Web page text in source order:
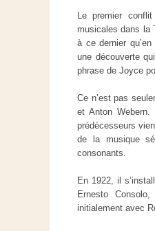
Le premier
musicales dans la
à ce dernier
une découverte
phrase de Joyce
Ce n’est pas
et Anton
prédécesseurs
de la musique
consonants.
En 1922, il
Ernesto
initialement avec